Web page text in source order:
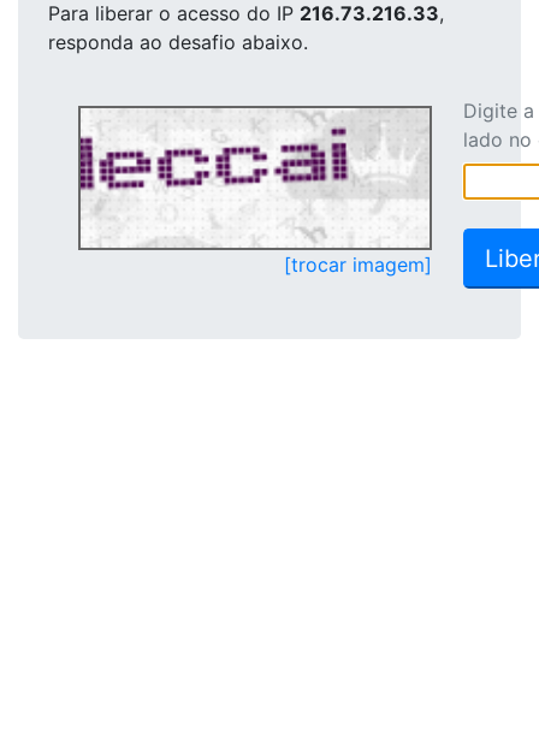
Para liberar o acesso do IP 216.73.216.33,
responda ao desafio abaixo.
[trocar imagem]
Digite
lado no